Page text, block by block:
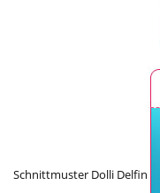
Schnittmuster Dolli Delfin